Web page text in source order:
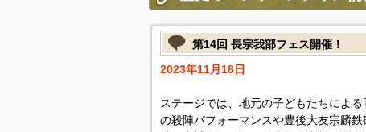
第14回 長宗我部フェス開催！
2023年11月18日
ステージでは、地元の子どもたちによ
の殺陣パフォーマンスや豊後大友宗麟